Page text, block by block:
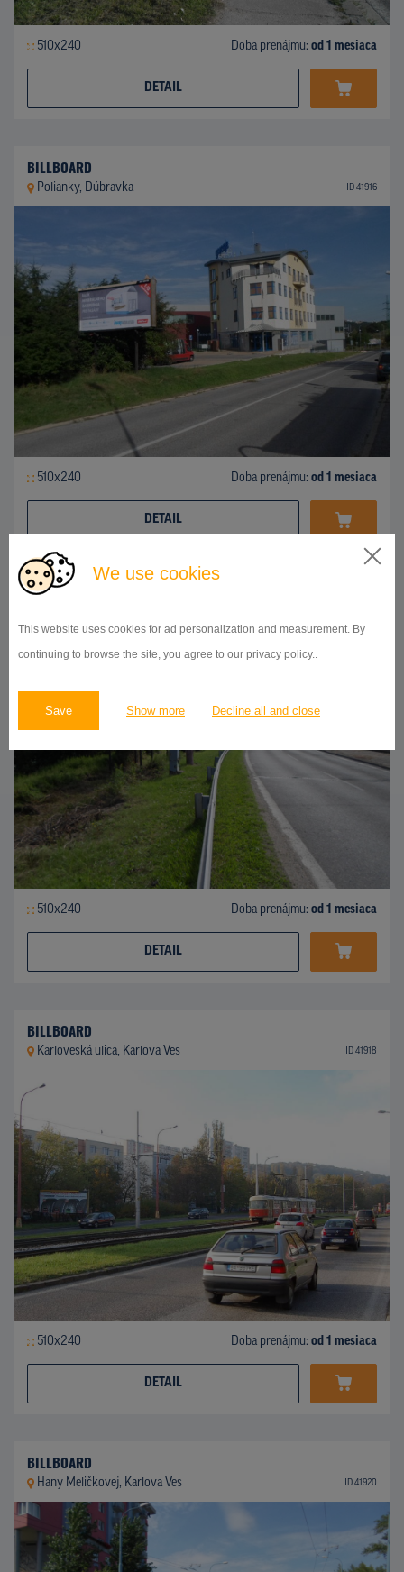
We use cookies
This website uses cookies for ad personalization and measurement. By
continuing to browse the site, you agree to our privacy policy..
Save Show more Decline all and close
510x240 Doba prenájmu: od 1 mesiaca
DETAIL
BILLBOARD
Polianky, Dúbravka ID 41916
510x240 Doba prenájmu: od 1 mesiaca
DETAIL
BILLBOARD
510x240 Doba prenájmu: od 1 mesiaca
DETAIL
BILLBOARD
Karloveská ulica, Karlova Ves ID 41918
510x240 Doba prenájmu: od 1 mesiaca
DETAIL
BILLBOARD
Hany Meličkovej, Karlova Ves ID 41920